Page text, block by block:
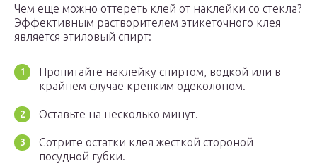
Чем еще можно оттереть клей от наклейки со стекла?
Эффективным растворителем этикеточного клея
является этиловый спирт:
Пропитайте наклейку спиртом, водкой или в
крайнем случае крепким одеколоном.
Оставьте на несколько минут.
Сотрите остатки клея жесткой стороной
посудной губки.